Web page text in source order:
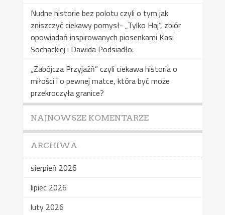
Nudne historie bez polotu czyli o tym jak
zniszczyć ciekawy pomysł- „Tylko Haj”, zbiór
opowiadań inspirowanych piosenkami Kasi
Sochackiej i Dawida Podsiadło.
„Zabójcza Przyjaźń” czyli ciekawa historia o
miłości i o pewnej matce, która być może
przekroczyła granice?
NAJNOWSZE KOMENTARZE
ARCHIWA
sierpień 2026
lipiec 2026
luty 2026